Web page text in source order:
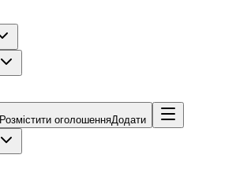
Розмістити оголошенняДодати